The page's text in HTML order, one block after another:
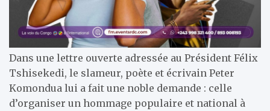
Dans une lettre ouverte adressée au Président Félix
Tshisekedi, le slameur, poète et écrivain Peter
Komondua lui a fait une noble demande : celle
d’organiser un hommage populaire et national à